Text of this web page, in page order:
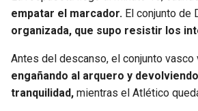
empatar el marcador. El conjunto de
organizada, que supo resistir los
Antes del descanso, el conjunto
engañando al arquero y
tranquilidad, mientras el Atlético